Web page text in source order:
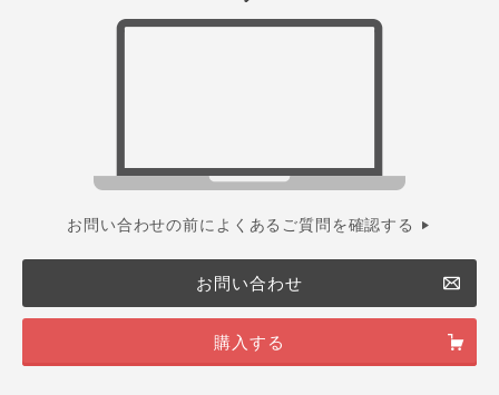
お問い合わせの前によくあるご質問を確認する
お問い合わせ
購入する